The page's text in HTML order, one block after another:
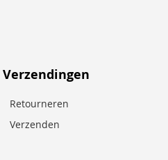
Verzendingen
Retourneren
Verzenden